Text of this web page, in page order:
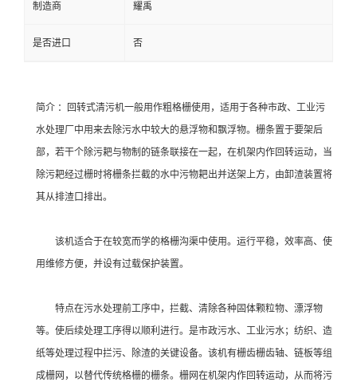
制造商 耀禹
是否进口 否
简介 ：回转式清污机一般用作粗格栅使用，适用于各种市政、工业污
水处理厂中用来去除污水中较大的悬浮物和飘浮物。栅条置于要架后
部，若干个除污耙与物制的链条联接在一起，在机架内作回转运动，当
除污耙经过栅时将栅条拦截的水中污物耙出并送架上方，由卸渣装置将
其从排渣口排出。
该机适合于在较宽而学的格栅沟渠中使用。运行平稳，效率高、使
用维修方便，并设有过载保护装置。
特点在污水处理前工序中，拦截、清除各种固体颗粒物、漂浮物
等。使后续处理工序得以顺利进行。是市政污水、工业污水；纺织、造
纸等处理过程中拦污、除渣的关键设备。该机有栅齿栅齿轴、链板等组
成栅网，以替代传统格栅的栅条。栅网在机架内作回转运动，从而将污